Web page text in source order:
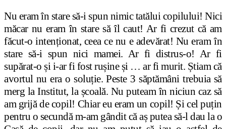
Nu eram în stare să-i spun nimic tatălui copilului! Nici
măcar nu eram în stare să îl caut! Ar fi crezut că am
făcut-o intenționat, ceea ce nu e adevărat! Nu eram în
stare să-i spun nici mamei. Ar fi distrus-o! Ar fi
supărat-o și i-ar fi fost rușine și … ar fi murit. Știam că
avortul nu era o soluție. Peste 3 săptămâni trebuia să
merg la Institut, la școală. Nu puteam în niciun caz să
am grijă de copil! Chiar eu eram un copil! Și cel puțin
pentru o secundă m-am gândit că aș putea să-l dau la o